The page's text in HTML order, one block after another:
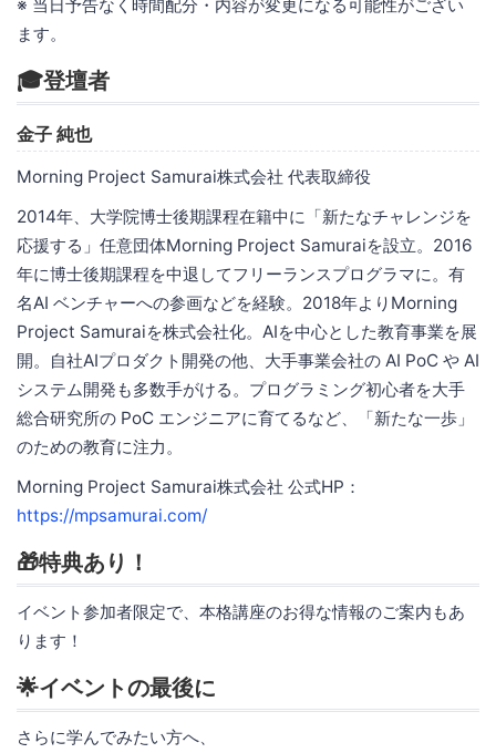
※ 当日予告なく時間配分・内容が変更になる可能性がござい
ます。
🎓登壇者
金子 純也
Morning Project Samurai株式会社 代表取締役
2014年、大学院博士後期課程在籍中に「新たなチャレンジを
応援する」任意団体Morning Project Samuraiを設立。2016
年に博士後期課程を中退してフリーランスプログラマに。有
名AI ベンチャーへの参画などを経験。2018年よりMorning
Project Samuraiを株式会社化。AIを中心とした教育事業を展
開。自社AIプロダクト開発の他、大手事業会社の AI PoC や AI
システム開発も多数手がける。プログラミング初心者を大手
総合研究所の PoC エンジニアに育てるなど、「新たな一歩」
のための教育に注力。
Morning Project Samurai株式会社 公式HP：
https://mpsamurai.com/
🎁特典あり！
イベント参加者限定で、本格講座のお得な情報のご案内もあ
ります！
🌟イベントの最後に
さらに学んでみたい方へ、